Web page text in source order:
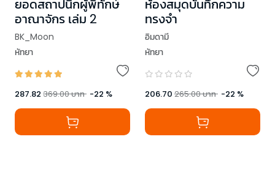
ยอดสถาปนิกผู้พิทักษ์
อาณาจักร เล่ม 2
BK_Moon
หัทยา
287.82 369.00บาท -22 %
ห้องสมุดบันทึกความ
ทรงจำ
อิมดามี
หัทยา
206.70 265.00บาท -22 %